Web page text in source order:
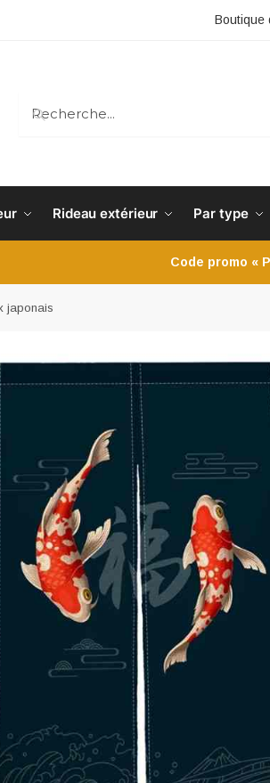
Boutique
RECHERCHE
Rideau extérieur Par type
Code promo «
japonais